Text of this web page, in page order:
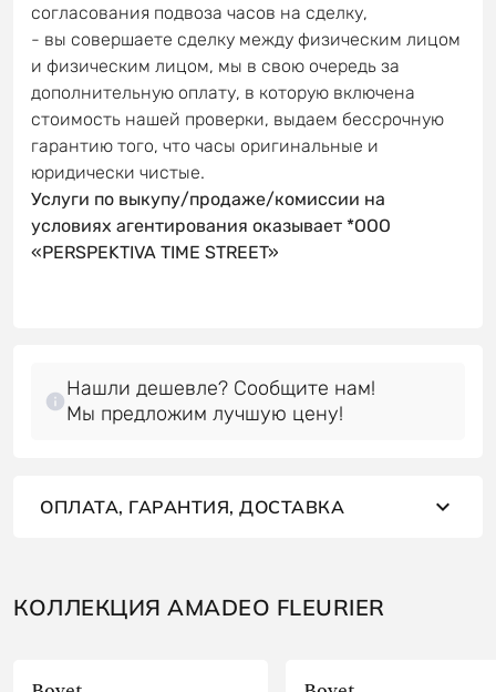
согласования подвоза часов на сделку,
- вы совершаете сделку между физическим лицом
и физическим лицом, мы в свою очередь за
дополнительную оплату, в которую включена
стоимость нашей проверки, выдаем бессрочную
гарантию того, что часы оригинальные и
юридически чистые.
Услуги по выкупу/продаже/комиссии на
условиях агентирования оказывает *OOO
«PERSPEKTIVA TIME STREET»
Нашли дешевле? Сообщите нам!
Мы предложим лучшую цену!
ОПЛАТА, ГАРАНТИЯ, ДОСТАВКА
КОЛЛЕКЦИЯ AMADEO FLEURIER